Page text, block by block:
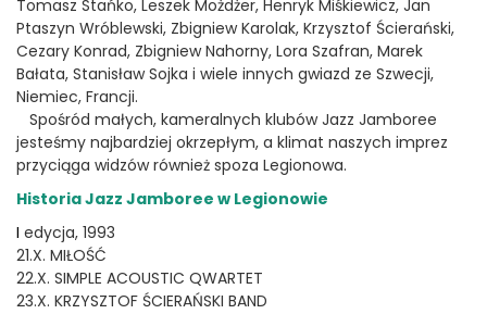
Tomasz Stańko, Leszek Możdżer, Henryk Miśkiewicz, Jan
Ptaszyn Wróblewski, Zbigniew Karolak, Krzysztof Ścierański,
Cezary Konrad, Zbigniew Nahorny, Lora Szafran, Marek
Bałata, Stanisław Sojka i wiele innych gwiazd ze Szwecji,
Niemiec, Francji.
Spośród małych, kameralnych klubów Jazz Jamboree
jesteśmy najbardziej okrzepłym, a klimat naszych imprez
przyciąga widzów również spoza Legionowa.
Historia Jazz Jamboree w Legionowie
I edycja, 1993
21.X. MIŁOŚĆ
22.X. SIMPLE ACOUSTIC QWARTET
23.X. KRZYSZTOF ŚCIERAŃSKI BAND